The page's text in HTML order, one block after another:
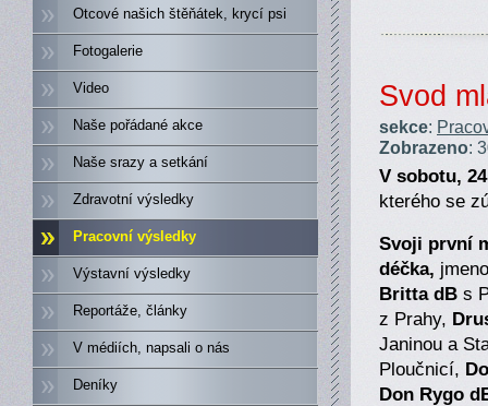
Otcové našich štěňátek, krycí psi
Fotogalerie
Video
Naše pořádané akce
Naše srazy a setkání
Zdravotní výsledky
Pracovní výsledky
Výstavní výsledky
Reportáže, články
V médiích, napsali o nás
Deníky
Svod
sekce:
Zobrazeno:
V sobotu,
kterého se
Svoji první
déčka,
Britta dB s
z Prahy,
Janinou a
Ploučnicí,
Don Rygo